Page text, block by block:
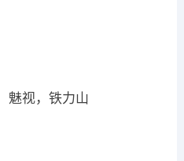
魅视，铁力山